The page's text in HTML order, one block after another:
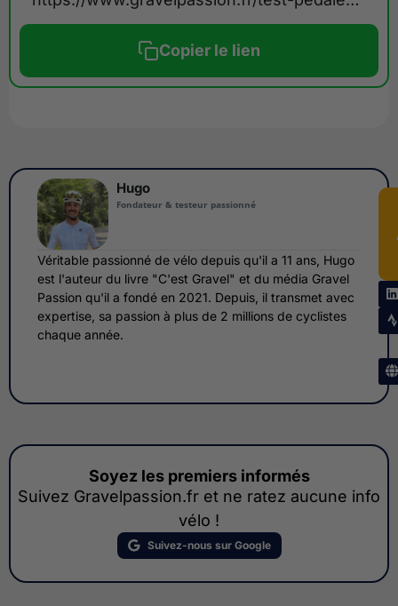
Copier le lien
Hugo
Fondateur & testeur passionné
Véritable passionné de vélo depuis qu'il a 11 ans, Hugo
est l'auteur du livre "C'est Gravel" et du média Gravel
Passion qu'il a fondé en 2021. Depuis, il transmet avec
expertise, sa passion à plus de 2 millions de cyclistes
chaque année.
Soyez les premiers informés
Suivez Gravelpassion.fr et ne ratez aucune info
vélo !
Suivez-nous sur Google